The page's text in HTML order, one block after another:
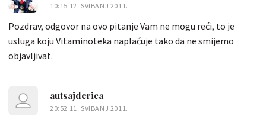
10:15 12. SVIBANJ 2011.
Pozdrav, odgovor na ovo pitanje Vam ne mogu reći, to je
usluga koju Vitaminoteka naplaćuje tako da ne smijemo
objavljivat.
autsajderica
20:52 11. SVIBANJ 2011.